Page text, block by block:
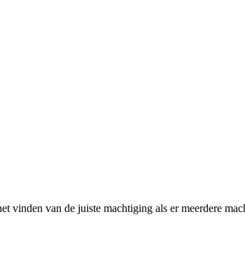
van de juiste machtiging als er meerdere